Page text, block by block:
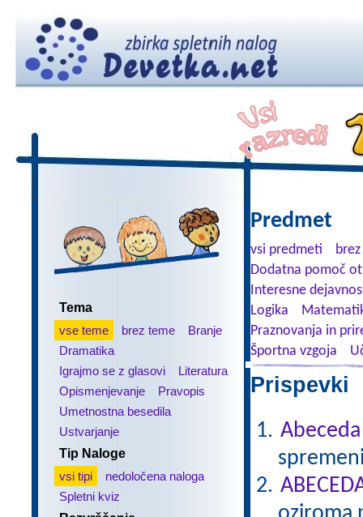
Tema
vse teme
brez teme
Branje
Dramatika
Igrajmo se z glasovi
Literatura
Opismenjevanje
Pravopis
Umetnostna besedila
Ustvarjanje
Tip Naloge
vsi tipi
nedoločena naloga
Spletni kviz
Predmet
vsi predmeti
Dodatna pomoč
Interesne
Logika
Praznovanja in
Športna vzgoja
Prispevki
Abeceda